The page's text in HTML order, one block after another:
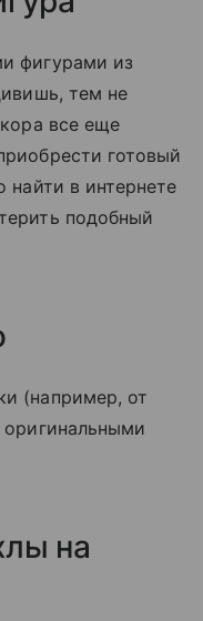
фигурами из
тем не
все еще
готовый
найти в интернете
подобный
(например, от
на